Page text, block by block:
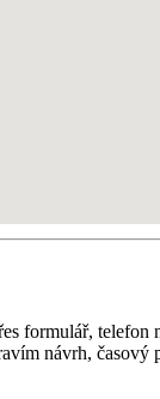
formulář, telefon
návrh,